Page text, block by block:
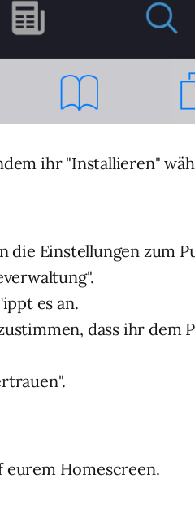
ihr "Installieren"
die Einstellungen zum
es an.
dass ihr dem
Homescreen.